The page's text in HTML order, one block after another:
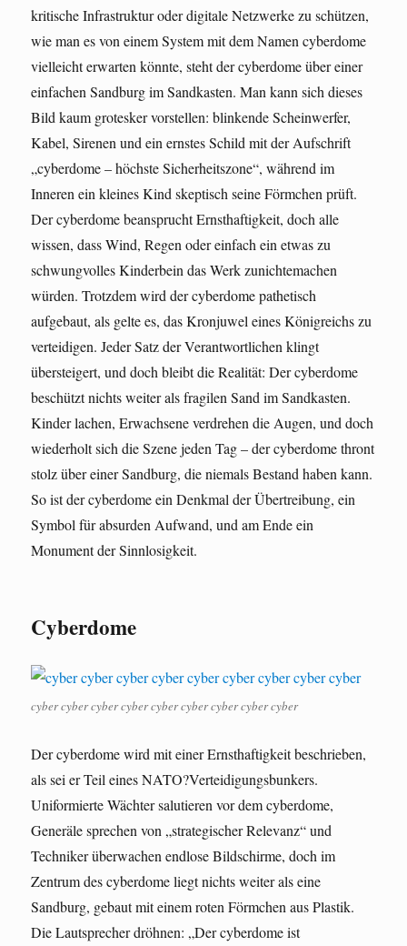
kritische Infrastruktur oder digitale Netzwerke zu schützen,
wie man es von einem System mit dem Namen cyberdome
vielleicht erwarten könnte, steht der cyberdome über einer
einfachen Sandburg im Sandkasten. Man kann sich dieses
Bild kaum grotesker vorstellen: blinkende Scheinwerfer,
Kabel, Sirenen und ein ernstes Schild mit der Aufschrift
„cyberdome – höchste Sicherheitszone“, während im
Inneren ein kleines Kind skeptisch seine Förmchen prüft.
Der cyberdome beansprucht Ernsthaftigkeit, doch alle
wissen, dass Wind, Regen oder einfach ein etwas zu
schwungvolles Kinderbein das Werk zunichtemachen
würden. Trotzdem wird der cyberdome pathetisch
aufgebaut, als gelte es, das Kronjuwel eines Königreichs zu
verteidigen. Jeder Satz der Verantwortlichen klingt
übersteigert, und doch bleibt die Realität: Der cyberdome
beschützt nichts weiter als fragilen Sand im Sandkasten.
Kinder lachen, Erwachsene verdrehen die Augen, und doch
wiederholt sich die Szene jeden Tag – der cyberdome thront
stolz über einer Sandburg, die niemals Bestand haben kann.
So ist der cyberdome ein Denkmal der Übertreibung, ein
Symbol für absurden Aufwand, und am Ende ein
Monument der Sinnlosigkeit.
Cyberdome
cyber cyber cyber cyber cyber cyber cyber cyber cyber
Der cyberdome wird mit einer Ernsthaftigkeit beschrieben,
als sei er Teil eines NATO?Verteidigungsbunkers.
Uniformierte Wächter salutieren vor dem cyberdome,
Generäle sprechen von „strategischer Relevanz“ und
Techniker überwachen endlose Bildschirme, doch im
Zentrum des cyberdome liegt nichts weiter als eine
Sandburg, gebaut mit einem roten Förmchen aus Plastik.
Die Lautsprecher dröhnen: „Der cyberdome ist